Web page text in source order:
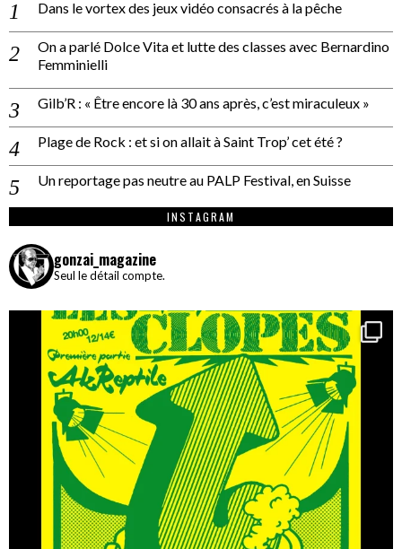
Dans le vortex des jeux vidéo consacrés à la pêche
On a parlé Dolce Vita et lutte des classes avec Bernardino
Femminielli
Gilb’R : « Être encore là 30 ans après, c’est miraculeux »
Plage de Rock : et si on allait à Saint Trop’ cet été ?
Un reportage pas neutre au PALP Festival, en Suisse
INSTAGRAM
gonzai_magazine
Seul le détail compte.